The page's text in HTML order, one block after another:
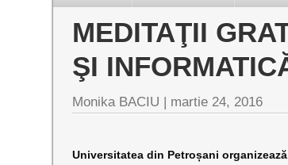
MEDITAŢII
ŞI
Monika BACIU | martie 24, 2016
Universitatea din Petroșani